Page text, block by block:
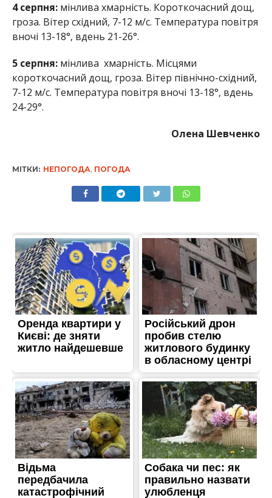
4 серпня:мінлива хмарність. Короткочасний дощ,
гроза. Вітер східний, 7-12 м/с. Температура повітря
вночі 13-18°, вдень 21-26°.
5 серпня: мінлива хмарність. Місцями
короткочасний дощ, гроза. Вітер північно-східний,
7-12 м/с. Температура повітря вночі 13-18°, вдень
24-29°.
Олена Шевченко
МІТКИ: НЕПОГОДА, ПОГОДА